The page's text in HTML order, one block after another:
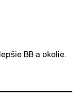
BB a okolie.